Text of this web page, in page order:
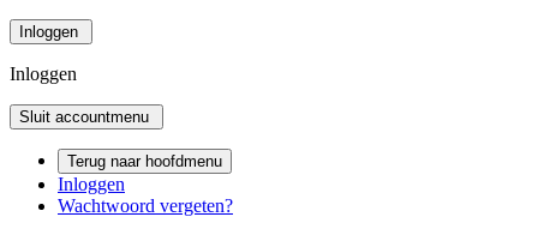
Inloggen
Inloggen
Sluit accountmenu
Terug naar hoofdmenu
Inloggen
Wachtwoord vergeten?